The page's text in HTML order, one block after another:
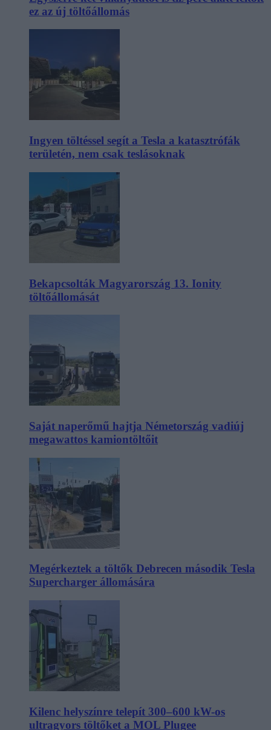
ez az új töltőállomás
Ingyen töltéssel segít a Tesla a katasztrófák
területén, nem csak teslásoknak
Bekapcsolták Magyarország 13. Ionity
töltőállomását
Saját naperőmű hajtja Németország vadiúj
megawattos kamiontöltőit
Megérkeztek a töltők Debrecen második Tesla
Supercharger állomására
Kilenc helyszínre telepít 300–600 kW-os
ultragyors töltőket a MOL Plugee